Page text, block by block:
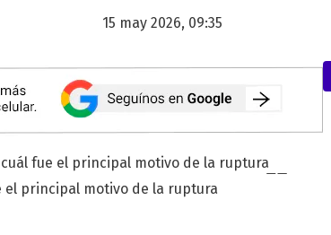
15 may 2026, 09:35
el principal motivo de la ruptura